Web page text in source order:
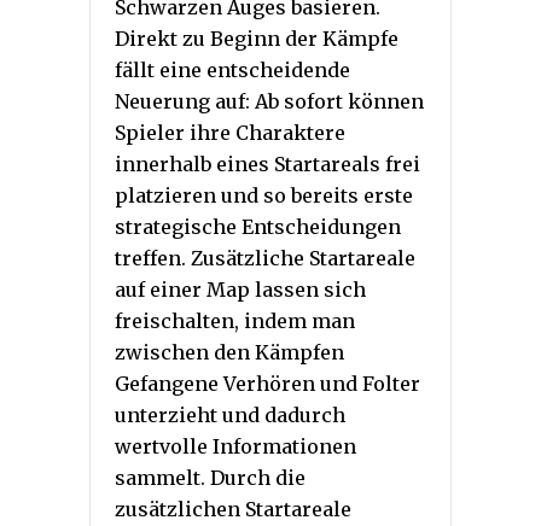
Schwarzen Auges basieren.
Direkt zu Beginn der Kämpfe
fällt eine entscheidende
Neuerung auf: Ab sofort können
Spieler ihre Charaktere
innerhalb eines Startareals frei
platzieren und so bereits erste
strategische Entscheidungen
treffen. Zusätzliche Startareale
auf einer Map lassen sich
freischalten, indem man
zwischen den Kämpfen
Gefangene Verhören und Folter
unterzieht und dadurch
wertvolle Informationen
sammelt. Durch die
zusätzlichen Startareale